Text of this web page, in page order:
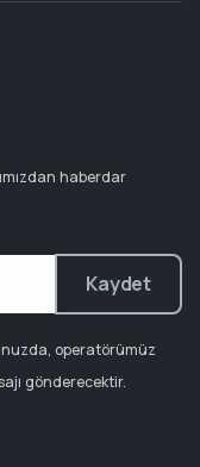
haberdar
Kaydet
operatörümüz
gönderecektir.